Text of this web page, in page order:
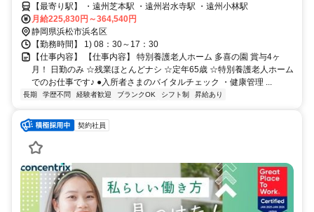
【最寄り駅】 ・遠州芝本駅 ・遠州岩水寺駅 ・遠州小林駅
月給225,830円～364,540円
静岡県浜松市浜名区
【勤務時間】 1) 08：30～17：30
【仕事内容】 【仕事内容】 特別養護老人ホーム 多喜の園 賞与4ヶ
月！ 日勤のみ ☆残業ほとんどナシ ☆定年65歳 ☆特別養護老人ホーム
でのお仕事です♪ ●入所者さまのバイタルチェック ・健康管理 ...
長期 学歴不問 経験者歓迎 ブランクOK シフト制 昇給あり
契約社員